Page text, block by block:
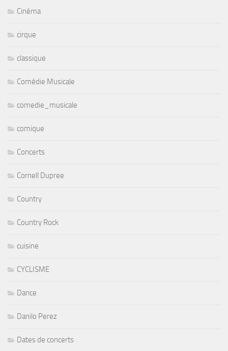
Cinéma
cirque
classique
Comédie Musicale
comedie_musicale
comique
Concerts
Cornell Dupree
Country
Country Rock
cuisine
CYCLISME
Dance
Danilo Perez
Dates de concerts